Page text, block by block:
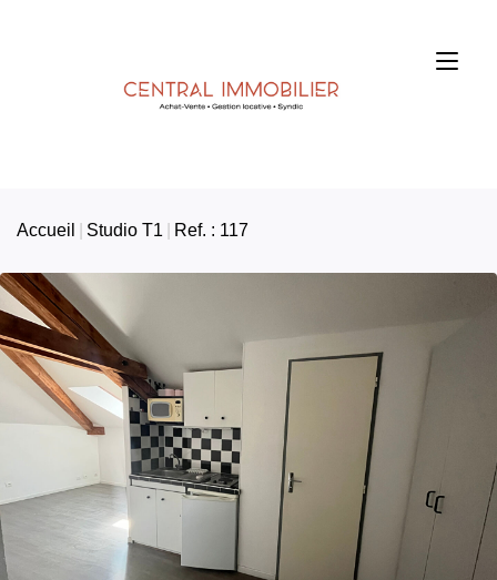
Accueil Studio T1 Ref. : 117